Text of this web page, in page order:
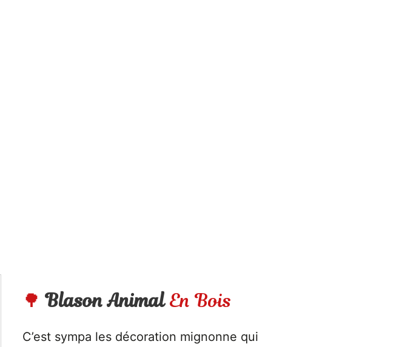
🌳 Blason AnimalEn Bois
C’est sympa les décoration mignonne qui